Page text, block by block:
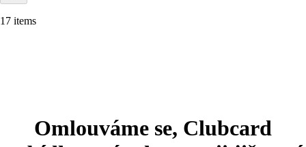
17 items
Omlouváme se, Clubcard